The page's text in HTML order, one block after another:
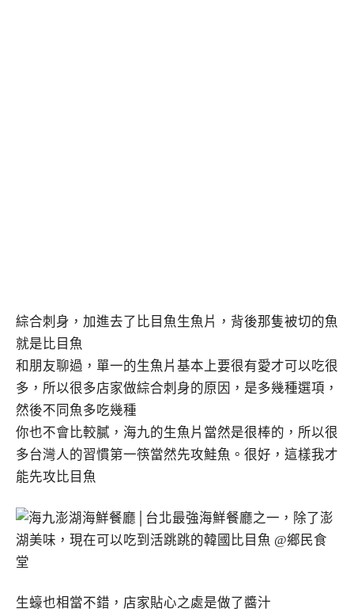
綜合刺身，加進去了比目魚生魚片，背後那隻被切的魚
就是比目魚
和朋友聊過，單一的生魚片基本上要很有愛才可以吃很
多，所以很多店家做綜合刺身的原因，是多幾種選項，
然後不同魚多吃幾種
你也不會比較膩，海九的生魚片當然是很棒的，所以很
多台灣人的習慣第一筷當然先攻鮭魚。很好，這樣我才
能先攻比目魚
生蠔也相當不錯，店家貼心之處是做了醬汁